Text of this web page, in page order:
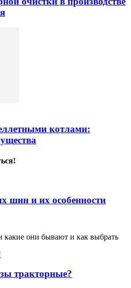
котлами:
шин и их особенности
они бывают и как выбрать
тракторные?